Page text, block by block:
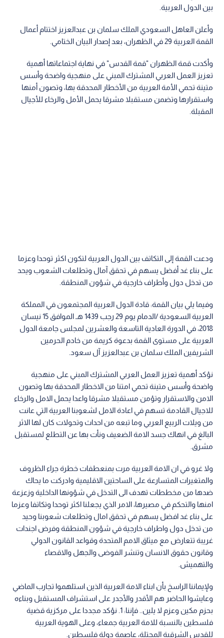
بين الدول العربية.
وأعلن العاهل السعودي الملك سلمان بن عبدالعزيز اختتام أعمال
القمة العربية 29 في الظهران، بعد إصدار البيان الختامي.
وأكدت قمة الظهران "قمة القدس" في نهاية اجتماعاتها أهمية
تعزيز العمل العربي المشترك المبني على منهجية واضحة وأسس
متينة تحمي الأمة العربية من الأخطار المحدقة بها، وتصون أمنها
واستقرارها وتضمن مستقبلا مشرقا يحمل الأمل والرخاء للأجيال
المقبلة.
ودعت القمة إلى التكاتف بين الدول العربية لتكون اكثر توحدا وعزما
على بناء غد أفضل يسهم في تحقق آمال وتطلعات الشعوب ويحد
من تدخل دول وأطراف خارجية في شؤون المنطقة.
وفيما يلي بيان القمة: قادة الدول العربية المجتمعون في المملكة
العربية السعودية /الدمام يوم 29 رجب 1439 هـ الموافق 15 نيسان
2018، في الدورة العادية التاسعة والعشرين لمجلس جامعة الدول
العربية على مستوى القمة بدعوة كريمة من خادم الحرمين
الشريفين الملك سلمان بن عبدالعزيز آل سعود.
نؤكد أهمية تعزيز العمل العربي المشترك المبني على منهجية
واضحة وأسس متينة تحمي امتنا من الاخطار المحدقة بها وتصون
الامن والاستقرار وتؤمن مستقبلا مشرقا واعدا يحمل الامل والرخاء
للاجيال القادمة تسهم في اعادة الامل لشعوبنا العربية التي عانت
من ويلات الربيع العربي وما تبعه من احداث وتحولات كان لها الاثر
البالغ في انهاك جسد الامة الضعيف ونأت بها عن التطلع لمستقبل
مشرق.
ولا غرو في ان الامة العربية مرت بمنعطفات خطرة جراء الظروف
والمتغيرات المتسارعة على الساحتين الاقليمية وادركت ما يحاك
ضدها من مخططات تهدف الى التدخل في شؤونها الداخلية وزعزعة
امنها والتحكم في مصيرها، الامر الذي يجعلنا اكثر توحدا وتكاتفا وعزما
على بناء غد افضل يسهم في تحقق امال وتطلعات شعوبنا وحيد
من تدخل دول واطراف خارجية في شؤون المنطقة وفرض اجندات
غريبة تتعارض مع ميثاق الامم المتحدة وقواعد القانون الدولي
وقانون حقوق الانسان وتنشر الفوضى والجهل والاقصاء
والتهميش.
ولإيماننا الراسخ بأن ابناء الامة العربية الذين استلهموا تجارب الماضي
وعايشوا الحاضر هم الأقدر والأجدر على استشراف المستقبل وبناءه
بحزم مكين وعزم لا يلين.. فإننا: 1. نؤكد مجددا على مركزية قضية
فلسطين بالنسبة للامة العربية جمعاء، وعلى الهوية العربية
للقدس الشرقية المحتلة، عاصمة دولة فلسطين.